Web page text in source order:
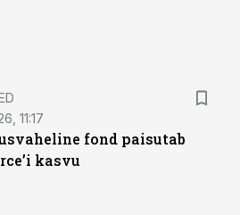
11:17
fond paisutab
kasvu